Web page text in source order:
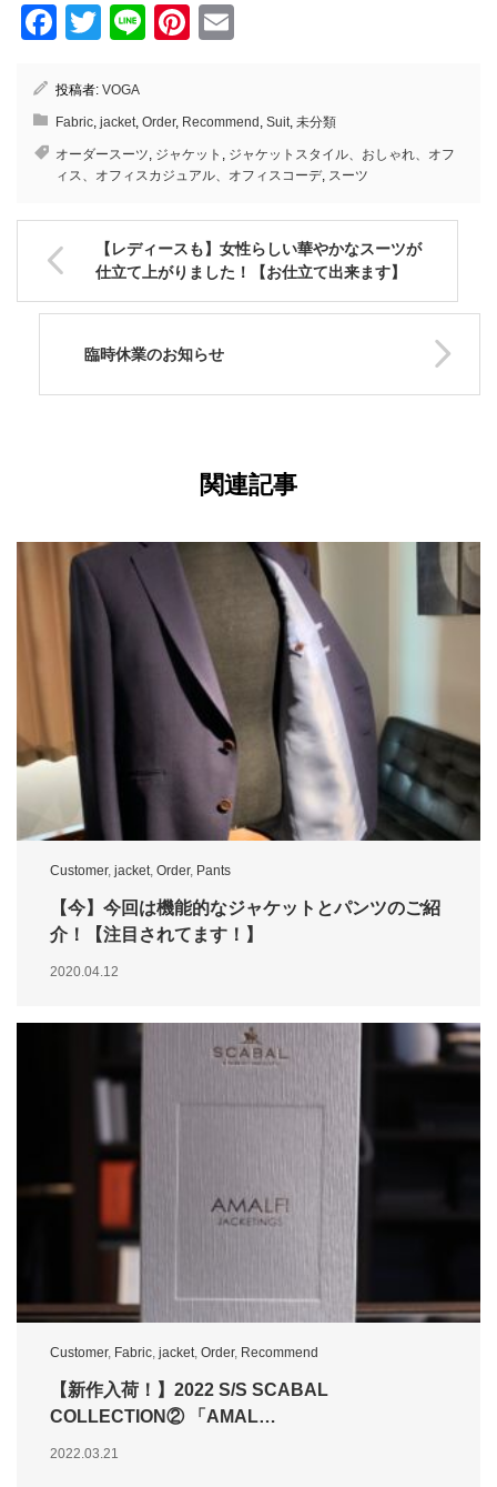
Facebook
Twitter
LinePinterest
投稿者: VOGA
Fabric jacket Order, Recommend Suit 未分類
オーダースーツ ジャケット
ジャケットスタイル、おしゃれ、オフ
ィス、オフィスカジュアル、オフィスコーデ, スーツ
【レディースも】女性らしい華やかなスーツが
仕立て上がりました！【お仕立て出来ます】
臨時休業のお知らせ
関連記事
Customer, jacket, Order, Pants
【今】今回は機能的なジャケットとパンツのご紹
介！【注目されてます！】
2020.04.12
Customer, Fabric, jacket, Order, Recommend
【新作入荷！】2022 S/S SCABAL
COLLECTION② 「AMAL…
2022.03.21